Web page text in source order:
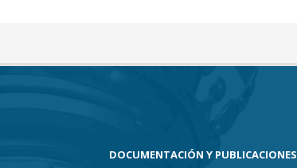
DOCUMENTACIÓN Y PUBLICACIONES